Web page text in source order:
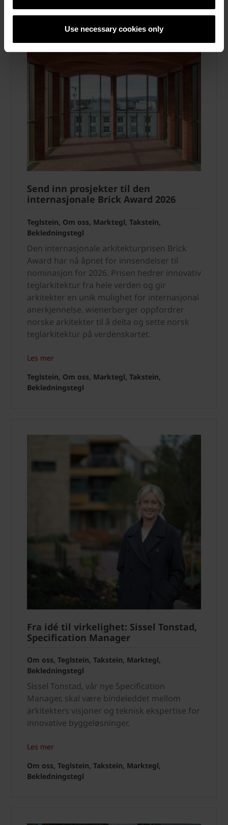
Use necessary cookies only
Send inn prosjekter til den
internasjonale Brick Award 2026
Teglstein, Om oss, Marktegl, Takstein,
Bekledningstegl
Den internasjonale arkitekturprisen Brick
Award har nå åpnet for innsendelser til
nominasjon for 2026. Prisen hedrer innovativ
teglarkitektur fra hele verden og gir
arkitekter en unik mulighet for internasjonal
anerkjennelse. wienerberger oppfordrer
norske arkitekter til å delta og sette norsk
teglarkitektur på verdenskartet.
Les mer
Teglstein, Om oss, Marktegl, Takstein,
Bekledningstegl
Fra idé til virkelighet: Sissel Tonstad,
Specification Manager
Om oss, Teglstein, Takstein, Marktegl,
Bekledningstegl
Sissel Tonstad, vår nye Specification
Manager, skal være bindeleddet mellom
arkitekters visjoner og teknisk ekspertise for
innovative byggeløsninger.
Les mer
Om oss, Teglstein, Takstein, Marktegl,
Bekledningstegl